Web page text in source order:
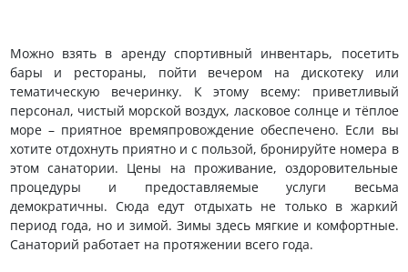
Можно взять в аренду спортивный инвентарь, посетить
бары и рестораны, пойти вечером на дискотеку или
тематическую вечеринку. К этому всему: приветливый
персонал, чистый морской воздух, ласковое солнце и тёплое
море – приятное времяпровождение обеспечено. Если вы
хотите отдохнуть приятно и с пользой, бронируйте номера в
этом санатории. Цены на проживание, оздоровительные
процедуры и предоставляемые услуги весьма
демократичны. Сюда едут отдыхать не только в жаркий
период года, но и зимой. Зимы здесь мягкие и комфортные.
Санаторий работает на протяжении всего года.